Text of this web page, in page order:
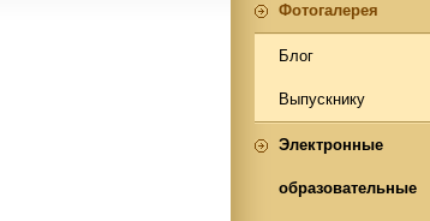
Фотогалерея
Блог
Выпускнику
Электронные
образовательные